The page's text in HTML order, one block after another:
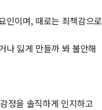
인이며, 때로는 죄책감으로
나 잃게 만들까 봐 불안해
정을 솔직하게 인지하고